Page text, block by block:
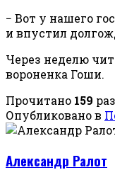
− Вот у нашего
и впустил
Через неделю
вороненка Гоши.
Прочитано 159 раз
Опубликовано в
Александр Ралот